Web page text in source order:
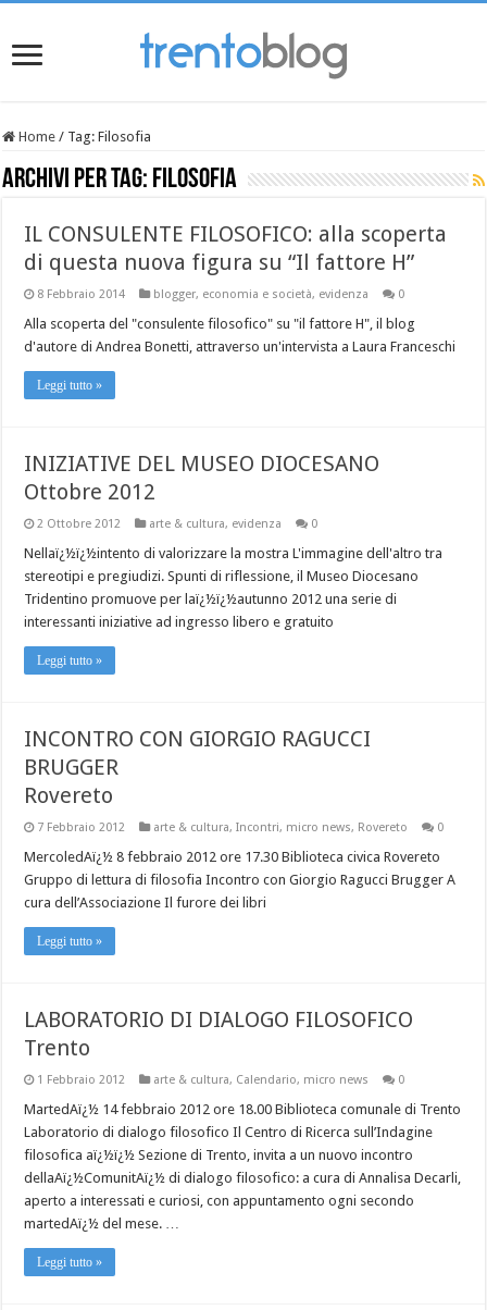
Home / Tag:Filosofia
Archivi per tag: Filosofia
IL CONSULENTE FILOSOFICO: alla scoperta
di questa nuova figura su “Il fattore H”
8 Febbraio 2014 blogger, economia e società, evidenza 0
Alla scoperta del "consulente filosofico" su "il fattore H", il blog
d'autore di Andrea Bonetti, attraverso un'intervista a Laura Franceschi
Leggi tutto »
INIZIATIVE DEL MUSEO DIOCESANO
Ottobre 2012
2 Ottobre 2012 arte & cultura, evidenza 0
Nellaï¿½ï¿½intento di valorizzare la mostra L'immagine dell'altro tra
stereotipi e pregiudizi. Spunti di riflessione, il Museo Diocesano
Tridentino promuove per laï¿½ï¿½autunno 2012 una serie di
interessanti iniziative ad ingresso libero e gratuito
Leggi tutto »
INCONTRO CON GIORGIO RAGUCCI
BRUGGER
Rovereto
7 Febbraio 2012 arte & cultura,Incontri, micro news, Rovereto 0
MercoledAï¿½ 8 febbraio 2012 ore 17.30 Biblioteca civica Rovereto
Gruppo di lettura di filosofia Incontro con Giorgio Ragucci Brugger A
cura dell’Associazione Il furore dei libri
Leggi tutto »
LABORATORIO DI DIALOGO FILOSOFICO
Trento
1 Febbraio 2012 arte & cultura, Calendario, micro news 0
MartedAï¿½ 14 febbraio 2012 ore 18.00 Biblioteca comunale di Trento
Laboratorio di dialogo filosofico Il Centro di Ricerca sull’Indagine
filosofica aï¿½ï¿½ Sezione di Trento, invita a un nuovo incontro
dellaAï¿½ComunitAï¿½ di dialogo filosofico: a cura di Annalisa Decarli,
aperto a interessati e curiosi, con appuntamento ogni secondo
martedAï¿½ del mese. …
Leggi tutto »